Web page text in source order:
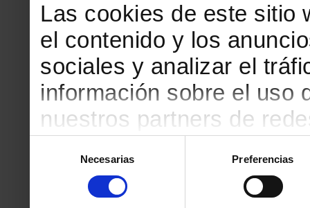
Las cookies de este sitio
el contenido y los
sociales y analizar el
información sobre el uso
nuestros partners de
que les haya
partir del uso que haya
consentimiento
Necesarias Preferencias